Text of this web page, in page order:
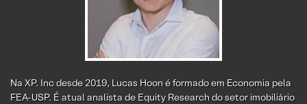
Na XP. Inc desde 2019, Lucas Hoon é formado em Economia pela
FEA-USP. É atual analista de Equity Research do setor imobiliário